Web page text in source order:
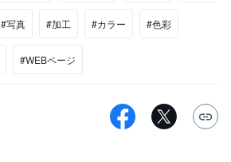
#写真 #加工 #カラー #色彩
#WEBページ